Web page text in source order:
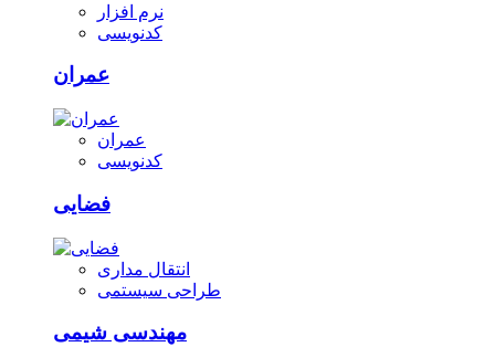
نرم افزار
کدنویسی
عمران
عمران
کدنویسی
فضایی
انتقال مداری
طراحی سیستمی
مهندسی شیمی